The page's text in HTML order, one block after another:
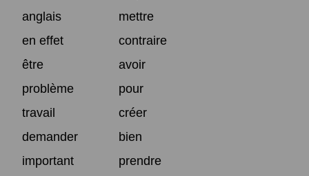
anglais
mettre
en effet
contraire
être
avoir
problème
pour
travail
créer
demander
bien
important
prendre